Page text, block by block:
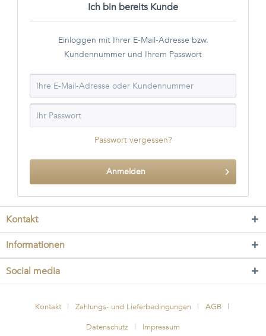
Ich bin bereits Kunde
Einloggen mit Ihrer E-Mail-Adresse bzw.
Kundennummer und Ihrem Passwort
Passwort vergessen?
Anmelden
Kontakt
Informationen
Social media
Kontakt Zahlungs- und Lieferbedingungen
AGB
Datenschutz
Impressum